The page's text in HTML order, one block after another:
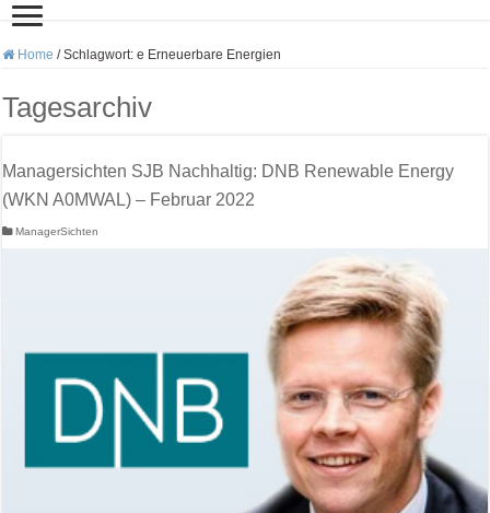
Home / Schlagwort:e Erneuerbare Energien
Tagesarchiv
Managersichten SJB Nachhaltig: DNB Renewable Energy
(WKN A0MWAL) – Februar 2022
ManagerSichten